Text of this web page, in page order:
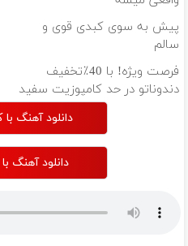
پیش به سوی کبدی قوی و
سالم
فرصت ویژه! با 40٪تخفیف
دندوناتو در حد کامپوزیت سفید
دانلود آهنگ
دانلود آهنگ با